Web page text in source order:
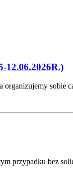
sobie
przypadku bez